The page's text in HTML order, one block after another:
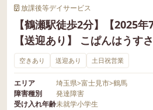
放課後等デイサービス
【鶴瀬駅徒歩2分】【2025年
【送迎あり】 こぱんはうす
空きあり 送迎あり 土日祝営業
エリア 埼玉県>富士見市>鶴馬
障害種別
発達障害
受け入れ年齢未就学小学生